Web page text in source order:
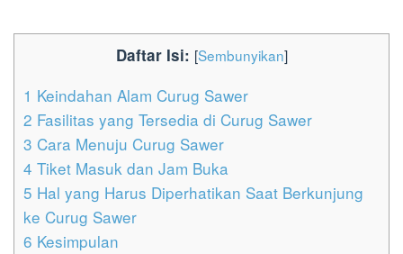
Daftar Isi: [Sembunyikan]
1 Keindahan Alam Curug Sawer
2 Fasilitas yang Tersedia di Curug Sawer
3 Cara Menuju Curug Sawer
4 Tiket Masuk dan Jam Buka
5 Hal yang Harus Diperhatikan Saat Berkunjung
ke Curug Sawer
6 Kesimpulan